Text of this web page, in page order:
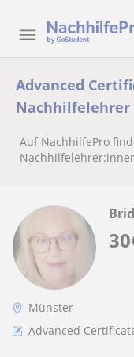
Advanced
Auf NachhilfePro
30
Münster
Advanced